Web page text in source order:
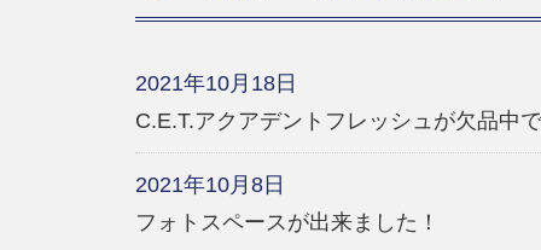
2021年10月18日
C.E.T.アクアデントフレッシュが欠品中
2021年10月8日
フォトスペースが出来ました！